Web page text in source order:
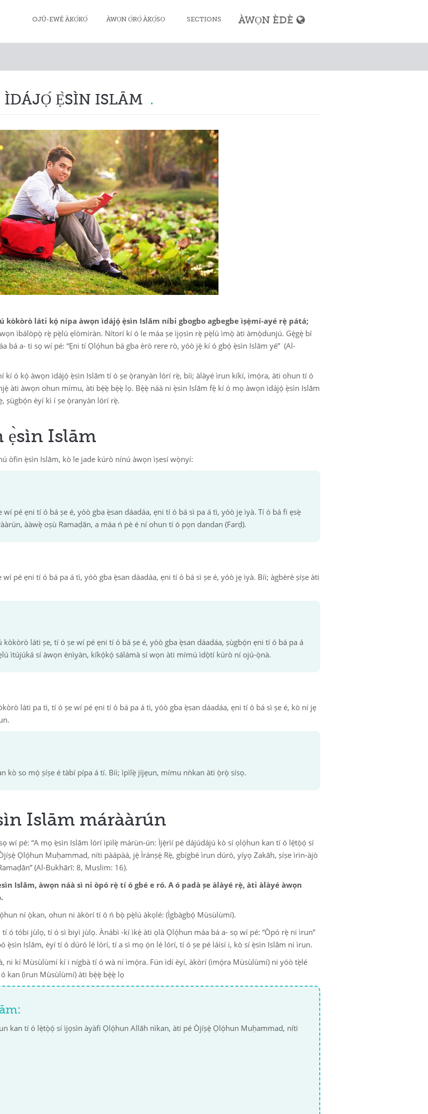
OJÚ-EWÉ ÀKỌ́KỌ́ ÀWỌN Ọ̀RỌ̀ ÀKỌ́SỌ SECTIONS
Zakāh yíyọ
Ḥajj ṣíṣe
Ikú àti òkú sísin
Àwọn ìwà Mùsùlùmí
Àwọn ìbára ẹni ṣe papọ̀ tí ó ní owó nínú
Àwọn oúnjẹ
Ẹbí Mùsùlùmí
Àwọn àdúrà àti àwọn ìrántí Ọlọ́hun
ÀWỌN ÈDÈ
Ẹ̀SÌN ISLĀM
kòkòrò láti kọ́ nípa àwọn ìdájọ́ ẹ̀sìn Islām níbi gbogbo agbegbe ìṣẹ̀mí-ayé rẹ̀ pátá;
ìbálòpọ̀ rẹ̀ pẹ̀lú ẹlòmíràn. Nítorí kí ó le máa ṣe ìjọsìn rẹ̀ pẹ̀lú ìmọ̀ àti àmọ̀dunjú. Gẹ́gẹ́ bí
bá a- ti sọ wí pé: “Ẹni tí Ọlọ́hun bá gba èrò rere rò, yóò jẹ́ kí ó gbọ́ ẹ̀sìn Islām yé” (Al-
kí ó kọ́ àwọn ìdájọ́ ẹ̀sìn Islām tí ó ṣe ọ̀ranyàn lórí rẹ̀, bíi; àlàyé ìrun kíkí, ìmọ́ra, àti ohun tí ó
àti àwọn ohun mímu, àti bẹ́ẹ̀ bẹ́ẹ̀ lọ. Bẹ́ẹ̀ náà ni ẹ̀sìn Islām fẹ́ kí ó mọ àwọn ìdájọ́ ẹ̀sìn Islām
ṣùgbọ́n èyí kì í ṣe ọ̀ranyàn lórí rẹ̀.
ẹ̀sìn Islām
òfin ẹ̀sìn Islām, kò le jade kúrò nínú àwọn ìṣesí wọ̀nyí:
pé ẹni tí ó bá ṣe é, yóò gba ẹ̀san dáadáa, ẹni tí ó bá sì pa á tì, yóò jẹ ìyà. Tí ó bá fi ẹsẹ̀
ààwẹ̀ oṣù Ramaḍān, a máa ń pè é ní ohun tí ó pọn dandan (Farḍ).
pé ẹni tí ó bá pa á tì, yóò gba ẹ̀san dáadáa, ẹni tí ó bá sì ṣe é, yóò jẹ ìyà. Bíi; àgbèrè ṣíṣe àti
láti ṣe, tí ó ṣe wí pé ẹni tí ó bá ṣe é, yóò gba ẹ̀san dáadáa, ṣùgbọ́n ẹni tí ó bá pa á
ìtújúká sí àwọn ènìyàn, kíkọ́kọ́ sálámà sí wọn àti mímú ìdọ̀tí kúrò ní ojú-ọ̀nà.
láti pa tì, tí ó ṣe wí pé ẹni tí ó bá pa á tì, yóò gba ẹ̀san dáadáa, ẹni tí ó bá sì ṣe é, kò ní jẹ
kò so mọ́ ṣíṣe é tàbí pípa á tí. Bíi; ìpìlẹ̀ jíjẹun, mímu nǹkan àti ọ̀rọ̀ sísọ.
Islām márààrún
wí pé: “A mọ ẹ̀sìn Islām lórí ìpìlẹ̀ márùn-ún: Ìjẹ́rìí pé dájúdájú kò sí ọlọ́hun kan tí ó lẹ́tọ̀ọ́ sí
Ọlọ́hun Muḥammad, níti pàápàá, jẹ́ Ìránṣẹ́ Rẹ̀, gbígbé ìrun dúró, yíyọ Zakāh, ṣíṣe ìrìn-àjò
(Al-Bukhārī: 8, Muslim: 16).
Islām, àwọn náà sì ni òpó rẹ̀ tí ó gbé e ró. A ó padà ṣe àlàyé rẹ̀, àti àlàyé àwọn
ní ọ̀kan, ohun ni àkòrí tí ó ń bọ̀ pẹ̀lú àkọlé: (Ìgbàgbọ́ Mùsùlùmí).
ó tóbi jùlọ, tí ó sì biyì jùlọ. Ànábì -kí ìkẹ́ àti ọlà Ọlọ́hun máa bá a- sọ wí pé: “Òpó rẹ̀ ni ìrun”
ẹ̀sìn Islām, èyí tí ó dúró lé lórí, tí a sì mọ ọ́n lé lórí, tí ó ṣe pé láísí i, kò sí ẹ̀sìn Islām ni ìrun.
ni kí Mùsùlùmí kí i nígbà tí ó wà ní ìmọ́ra. Fún ìdí èyí, àkòrí (ìmọ́ra Mùsùlùmí) ni yóò tẹ̀lé
kan (ìrun Mùsùlùmí) àti bẹ́ẹ̀ bẹ́ẹ̀ lọ
kan tí ó lẹ́tọ̀ọ́ sí ìjọsìn àyàfi Ọlọ́hun Allāh nìkan, àti pé Òjíṣẹ́ Ọlọ́hun Muḥammad, níti